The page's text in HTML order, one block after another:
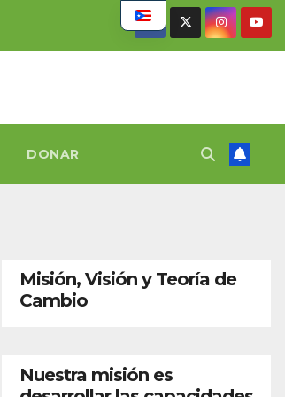
DONAR
Misión, Visión y Teoría de
Cambio
Nuestra misión es